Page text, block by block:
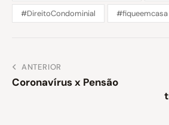
#DireitoCondominial #fiqueemcasa
ANTERIOR
Coronavírus x Pensão